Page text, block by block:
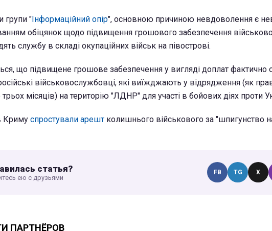
групи "Інформаційний опір", основною причиною невдоволення є
обіцянок щодо підвищення грошового забезпечення
службу в складі окупаційних військ на півострові.
що підвищене грошове забезпечення у вигляді доплат фактично
російські військовослужбовці, які виїжджають у відрядження (як
трьох місяців) на територію "ЛДНР" для участі в бойових діях проти
Криму спростували арешт колишнього військового за "шпигунство
статья?
ею с друзьями
FB TG X